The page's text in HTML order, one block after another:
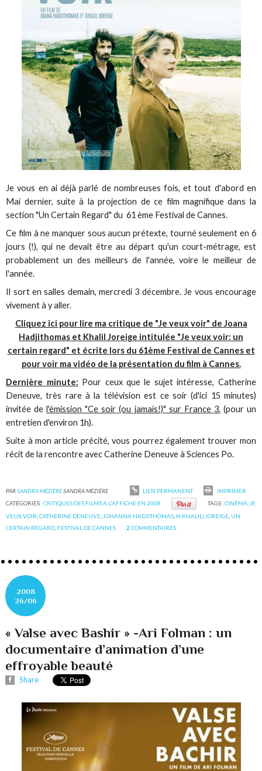
Je vous en ai déjà parlé de nombreuses fois, et tout d'abord en
Mai dernier, suite à la projection de ce film magnifique dans la
section "Un Certain Regard" du 61 ème Festival de Cannes.
Ce film à ne manquer sous aucun prétexte, tourné seulement en 6
jours (!), qui ne devait être au départ qu'un court-métrage, est
probablement un des meilleurs de l'année, voire le meilleur de
l'année.
Il sort en salles demain, mercredi 3 décembre. Je vous encourage
vivement à y aller.
Cliquez ici pour lire ma critique de "Je veux voir" de Joana
Hadjithomas et Khalil Joreige intitulée "Je veux voir: un
certain regard" et écrite lors du 61ème Festival de Cannes et
pour voir ma vidéo de la présentation du film à Cannes.
Dernière minute: Pour ceux que le sujet intéresse, Catherine
Deneuve, très rare à la télévision est ce soir (d'ici 15 minutes)
invitée del'émission "Ce soir (ou jamais!)" sur France 3.(pour un
entretien d'environ 1h).
Suite à mon article précité, vous pourrez également trouver mon
récit de la rencontre avec Catherine Deneuve à Sciences Po.
PARSANDRA MÉZIÈRESANDRA MÉZIÈRE LIEN PERMANENT
IMPRIMER
CATÉGORIES :CRITIQUES DES FILMS A L'AFFICHE EN 2008 TAGS :CINÉMA,JE
VEUX VOIR,CATHERINE DENEUVE,JOHANNA HADJITHOMAS, N KHALILI JOREIGE, UN
CERTAIN REGARD, FESTIVAL DE CANNES 2 COMMENTAIRES
2008
26/06
« Valse avec Bashir » -Ari Folman : un
documentaire d’animation d’une
effroyable beauté
Share